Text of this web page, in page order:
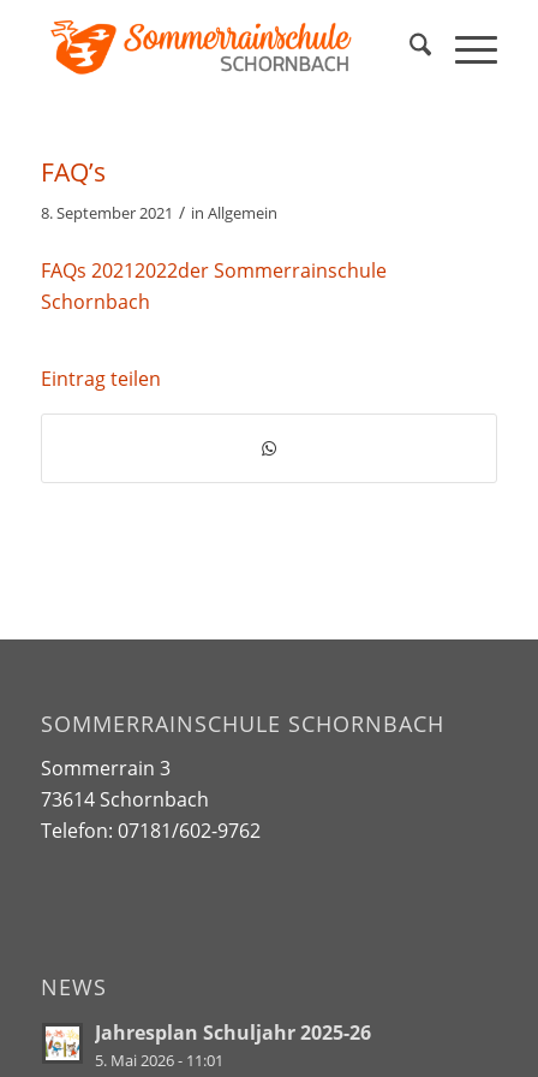
FAQ’s
8. September 2021 / in Allgemein
FAQs 20212022der Sommerrainschule
Schornbach
Eintrag teilen
SOMMERRAINSCHULE SCHORNBACH
Sommerrain 3
73614 Schornbach
Telefon: 07181/602-9762
NEWS
Jahresplan Schuljahr 2025-26
5. Mai 2026 - 11:01